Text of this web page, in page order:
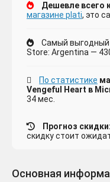
Дешевле всего
магазине plati, это
Самый выгодный
Store: Argentina —
По статистике
Vengeful Heart в
34 мес.
Прогноз скидки:
скидку стоит
Основная